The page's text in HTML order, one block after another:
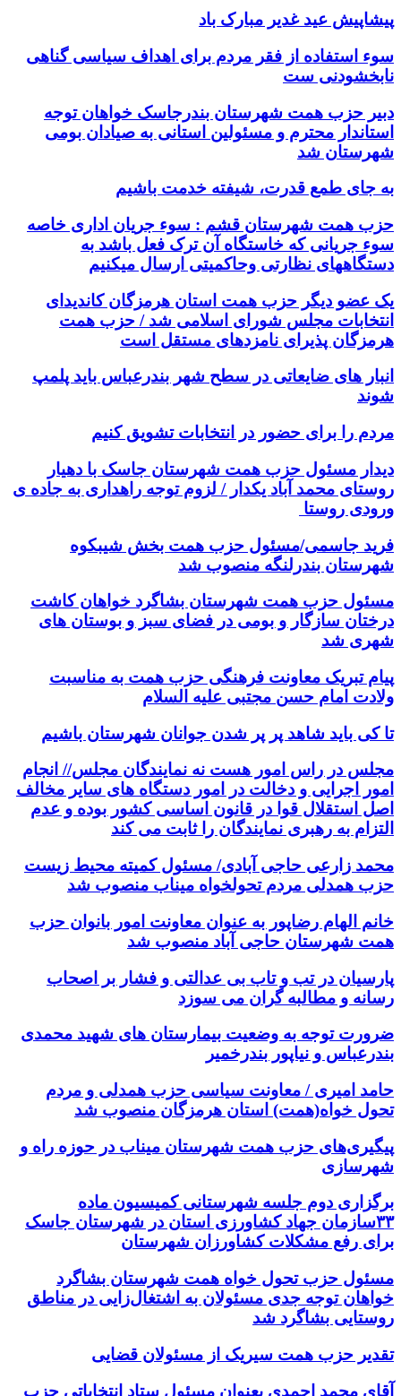
پیشاپیش عید غدیر مبارک باد
سوء استفاده از فقر مردم برای اهداف سیاسی گناهی
نابخشودنی ست
دبیر حزب همت شهرستان بندرجاسک خواهان توجه
استاندار محترم و مسئولین استانی به صیادان بومی
شهرستان شد
به جای طمع قدرت، شیفته خدمت باشیم
حزب همت شهرستان قشم : سوء جریان اداری خاصه
سوء جریانی که خاستگاه آن ترک فعل باشد به
دستگاههای نظارتی وحاکمیتی ارسال میکنیم
یک عضو دیگر حزب همت استان هرمزگان کاندیدای
انتخابات مجلس شورای اسلامی شد / حزب همت
هرمزگان پذیرای نامزدهای مستقل است
انبار های ضایعاتی در سطح شهر بندرعباس باید پلمپ
شوند
مردم را برای حضور در انتخابات تشویق کنیم
دیدار مسئول حزب همت شهرستان جاسک با دهیار
روستای محمد آباد یکدار / لزوم توجه راهداری به جاده ی
ورودی روستا
فرید جاسمی/مسئول حزب همت بخش شیبکوه
شهرستان بندرلنگه منصوب شد
مسئول حزب همت شهرستان بشاگرد خواهان کاشت
درختان سازگار و بومی در فضای سبز و بوستان های
شهری شد
پیام تبریک معاونت فرهنگی حزب همت به مناسبت
ولادت امام حسن مجتبی علیه السلام
تا کی باید شاهد پر پر شدن جوانان شهرستان باشیم
مجلس در راس امور هست نه نمایندگان مجلس// انجام
امور اجرایی و دخالت در امور دستگاه های سایر مخالف
اصل استقلال قوا در قانون اساسی کشور بوده و عدم
التزام به رهبری نمایندگان را ثابت می کند
محمد زارعی حاجی آبادی/ مسئول کمیته محیط زیست
حزب همدلی مردم تحولخواه میناب منصوب شد
خانم الهام رضاپور به عنوان معاونت امور بانوان حزب
همت شهرستان حاجی آباد منصوب شد
پارسیان در تب و تاب بی عدالتی و فشار بر اصحاب
رسانه و مطالبه گران می سوزد
ضرورت توجه به وضعیت بیمارستان های شهید محمدی
بندرعباس و نیاپور بندرخمیر
حامد امیری / معاونت سیاسی حزب همدلی و مردم
تحول خواه(همت) استان هرمزگان منصوب شد
پیگیری‌های حزب همت شهرستان میناب در حوزه راه و
شهرسازی
برگزاری دوم جلسه شهرستانی کمیسیون ماده
۳۳سازمان جهاد کشاورزی استان در شهرستان جاسک
برای رفع مشکلات کشاورزان شهرستان
مسئول حزب تحول خواه همت شهرستان بشاگرد
خواهان توجه جدی مسئولان به اشتغال‌زایی در مناطق
روستایی بشاگرد شد
تقدیر حزب همت سیریک از مسئولان قضایی
آقای محمد احمدی بعنوان مسئول ستاد انتخاباتی حزب